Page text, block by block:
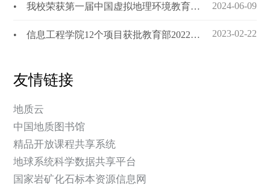
• 我校荣获第一届中国虚拟地理环境教育教学成果特等奖 2024-06-09
• 信息工程学院12个项目获批教育部2022年产学合作协同育人项目 2023-02-22
友情链接
地质云
中国地质图书馆
精品开放课程共享系统
地球系统科学数据共享平台
国家岩矿化石标本资源信息网